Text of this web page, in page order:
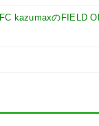
FC kazumaxのFIELD